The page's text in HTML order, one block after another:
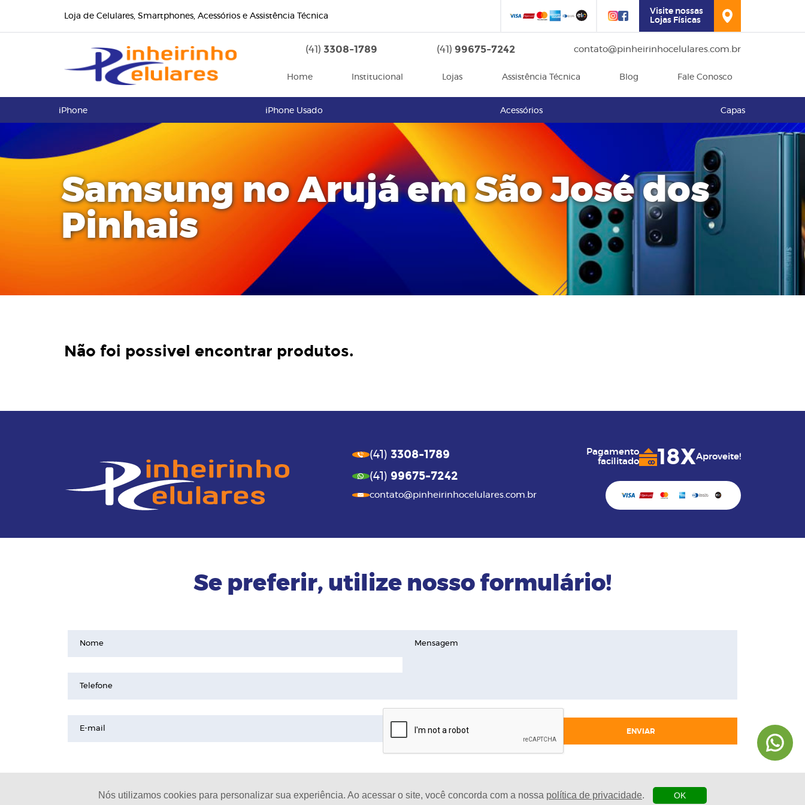
Loja de Celulares, Smartphones, Acessórios e Assistência Técnica
Visite nossas
Lojas Físicas
(41) 3308-1789 (41) 99675-7242 contato@pinheirinhocelulares.com.br
Home Institucional Lojas Assistência Técnica Blog Fale Conosco
iPhone iPhone Usado Acessórios Capas
Samsung no Arujá em São José dos
Pinhais
Não foi possivel encontrar produtos.
(41) 3308-1789
(41) 99675-7242
contato@pinheirinhocelulares.com.br
Pagamento
facilitado
18XAproveite!
Se preferir, utilize nosso formulário!
Nome
Telefone
E-mail
Mensagem
ENVIAR
Nós utilizamos cookies para personalizar sua experiência. Ao acessar o site, você concorda com a nossa política de privacidade. OK